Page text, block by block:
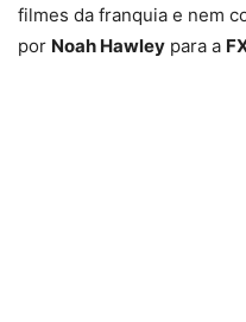
filmes da franquia e nem
por Noah Hawley para a